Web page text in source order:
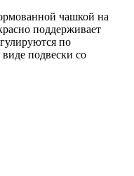
чашкой на
поддерживает
по
подвески со